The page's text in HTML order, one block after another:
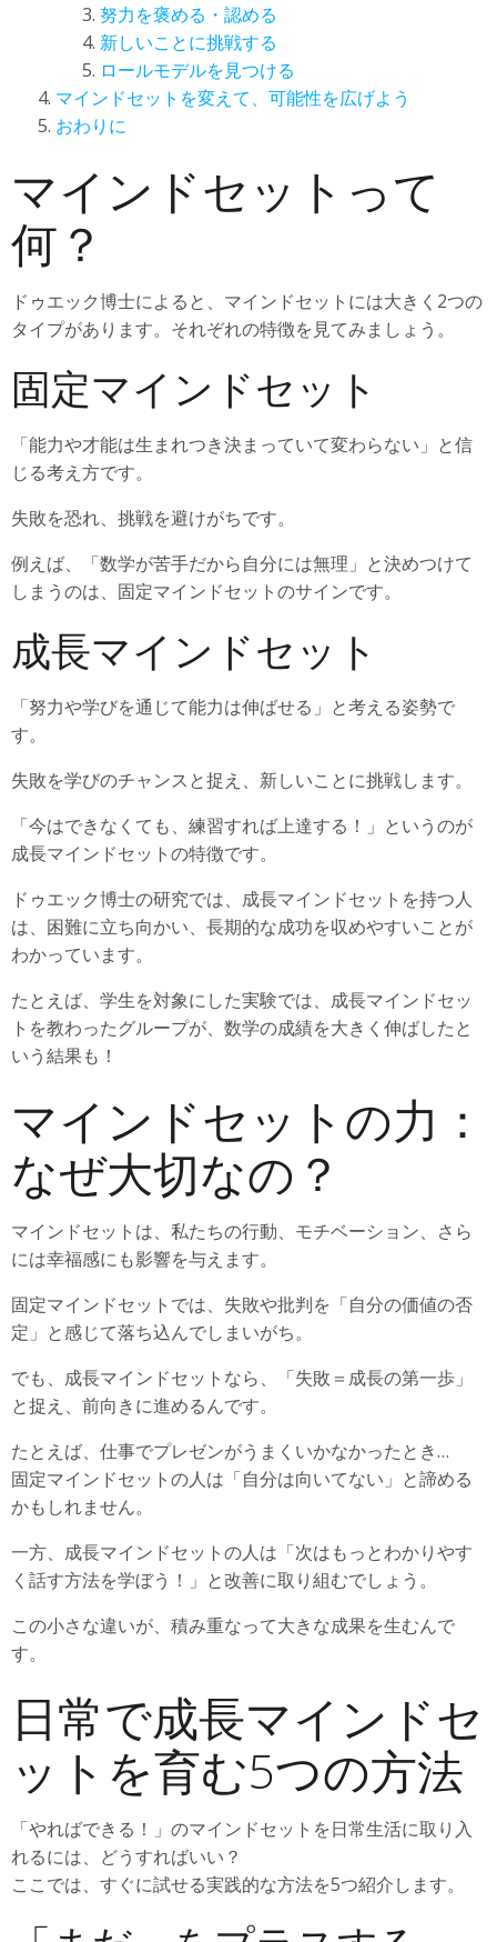
努力を褒める・認める
新しいことに挑戦する
ロールモデルを見つける
マインドセットを変えて、可能性を広げよう
おわりに
マインドセットって
何？
ドゥエック博士によると、マインドセットには大きく2つの
タイプがあります。それぞれの特徴を見てみましょう。
固定マインドセット
「能力や才能は生まれつき決まっていて変わらない」と信
じる考え方です。
失敗を恐れ、挑戦を避けがちです。
例えば、「数学が苦手だから自分には無理」と決めつけて
しまうのは、固定マインドセットのサインです。
成長マインドセット
「努力や学びを通じて能力は伸ばせる」と考える姿勢で
す。
失敗を学びのチャンスと捉え、新しいことに挑戦します。
「今はできなくても、練習すれば上達する！」というのが
成長マインドセットの特徴です。
ドゥエック博士の研究では、成長マインドセットを持つ人
は、困難に立ち向かい、長期的な成功を収めやすいことが
わかっています。
たとえば、学生を対象にした実験では、成長マインドセッ
トを教わったグループが、数学の成績を大きく伸ばしたと
いう結果も！
マインドセットの力：
なぜ大切なの？
マインドセットは、私たちの行動、モチベーション、さら
には幸福感にも影響を与えます。
固定マインドセットでは、失敗や批判を「自分の価値の否
定」と感じて落ち込んでしまいがち。
でも、成長マインドセットなら、「失敗＝成長の第一歩」
と捉え、前向きに進めるんです。
たとえば、仕事でプレゼンがうまくいかなかったとき…
固定マインドセットの人は「自分は向いてない」と諦める
かもしれません。
一方、成長マインドセットの人は「次はもっとわかりやす
く話す方法を学ぼう！」と改善に取り組むでしょう。
この小さな違いが、積み重なって大きな成果を生むんで
す。
日常で成長マインドセ
ットを育む5つの方法
「やればできる！」のマインドセットを日常生活に取り入
れるには、どうすればいい？
ここでは、すぐに試せる実践的な方法を5つ紹介します。